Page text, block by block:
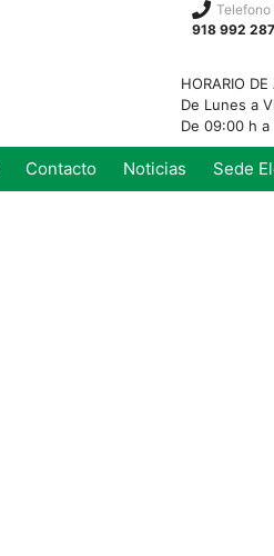
Telefono
918 992
HORARIO
De Lunes a
De 09:00 h a
Contacto Noticias Sede